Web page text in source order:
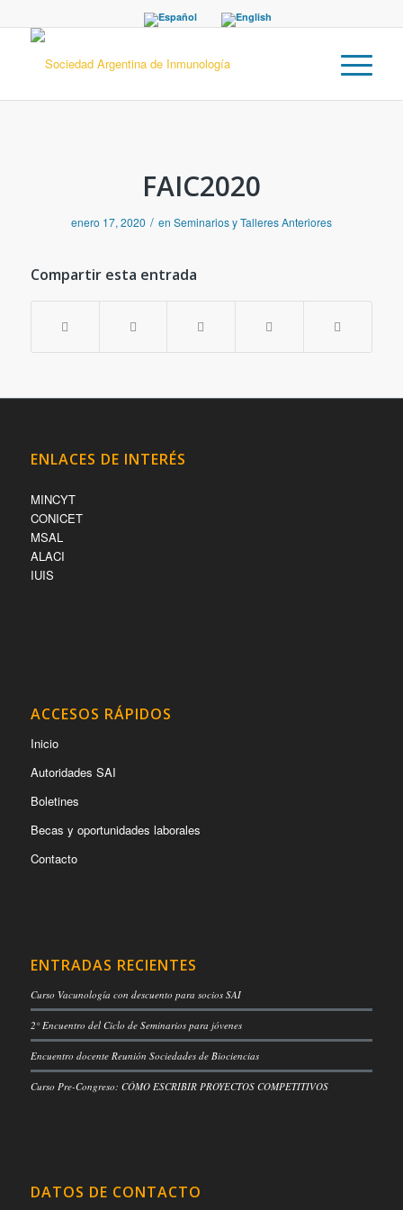
FAIC2020
enero 17, 2020 / en Seminarios y Talleres Anteriores
Compartir esta entrada
ENLACES DE INTERÉS
MINCYT
CONICET
MSAL
ALACI
IUIS
ACCESOS RÁPIDOS
Inicio
Autoridades SAI
Boletines
Becas y oportunidades laborales
Contacto
ENTRADAS RECIENTES
Curso Vacunología con descuento para socios SAI
2° Encuentro del Ciclo de Seminarios para jóvenes
Encuentro docente Reunión Sociedades de Biociencias
Curso Pre-Congreso: CÓMO ESCRIBIR PROYECTOS COMPETITIVOS
DATOS DE CONTACTO